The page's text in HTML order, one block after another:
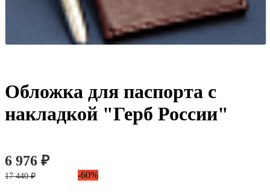
Обложка для паспорта с
накладкой "Герб России"
6 976 ₽
17 440 ₽ -60%